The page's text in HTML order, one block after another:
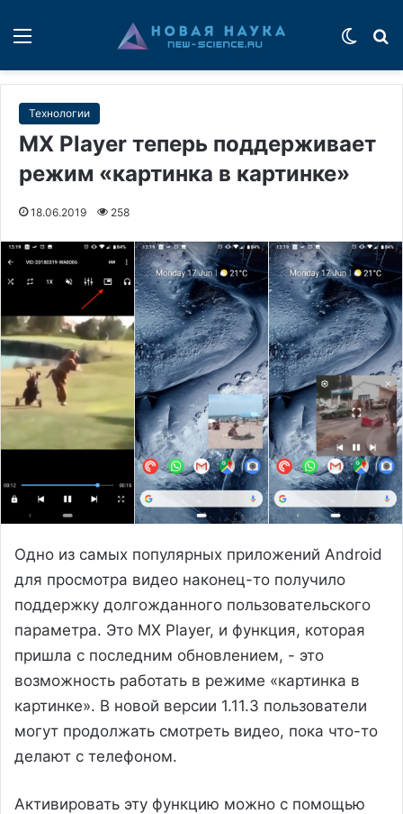
Технологии
MX Player теперь поддерживает
режим «картинка в картинке»
18.06.2019 258
Одно из самых популярных приложений Android
для просмотра видео наконец-то получило
поддержку долгожданного пользовательского
параметра. Это MX Player, и функция, которая
пришла с последним обновлением, - это
возможность работать в режиме «картинка в
картинке». В новой версии 1.11.3 пользователи
могут продолжать смотреть видео, пока что-то
делают с телефоном.
Активировать эту функцию можно с помощью